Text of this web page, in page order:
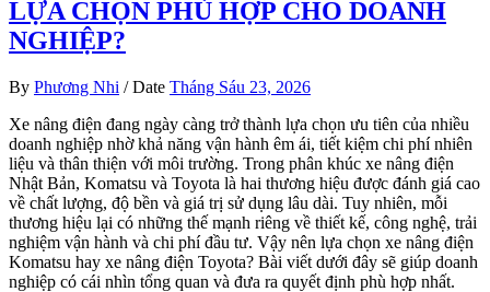
LỰA CHỌN PHÙ HỢP CHO DOANH
NGHIỆP?
By Phương Nhi / Date Tháng Sáu 23, 2026
Xe nâng điện đang ngày càng trở thành lựa chọn ưu tiên của nhiều
doanh nghiệp nhờ khả năng vận hành êm ái, tiết kiệm chi phí nhiên
liệu và thân thiện với môi trường. Trong phân khúc xe nâng điện
Nhật Bản, Komatsu và Toyota là hai thương hiệu được đánh giá cao
về chất lượng, độ bền và giá trị sử dụng lâu dài. Tuy nhiên, mỗi
thương hiệu lại có những thế mạnh riêng về thiết kế, công nghệ, trải
nghiệm vận hành và chi phí đầu tư. Vậy nên lựa chọn xe nâng điện
Komatsu hay xe nâng điện Toyota? Bài viết dưới đây sẽ giúp doanh
nghiệp có cái nhìn tổng quan và đưa ra quyết định phù hợp nhất.